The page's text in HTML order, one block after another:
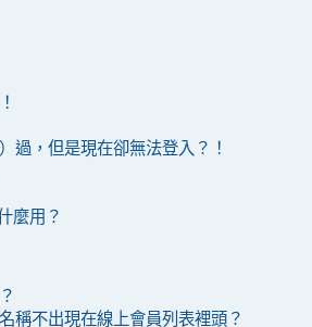
過，但是現在卻無法登入？！
麼用？
稱不出現在線上會員列表裡頭？